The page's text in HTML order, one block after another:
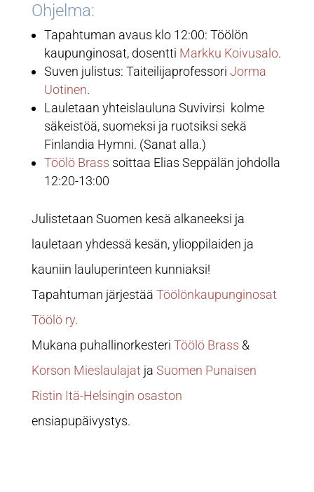
Ohjelma:
Tapahtuman avaus klo 12:00: Töölön
kaupunginosat, dosentti Markku Koivusalo.
Suven julistus: Taiteilijaprofessori Jorma
Uotinen.
Lauletaan yhteislauluna Suvivirsi kolme
säkeistöä, suomeksi ja ruotsiksi sekä
Finlandia Hymni. (Sanat alla.)
Töölö Brass soittaa Elias Seppälän johdolla
12:20-13:00
Julistetaan Suomen kesä alkaneeksi ja
lauletaan yhdessä kesän, ylioppilaiden ja
kauniin lauluperinteen kunniaksi!
Tapahtuman järjestää Töölönkaupunginosat
Töölö ry.
Mukana puhallinorkesteri Töölö Brass &
Korson Mieslaulajat ja Suomen Punaisen
Ristin Itä-Helsingin osaston
ensiapupäivystys.